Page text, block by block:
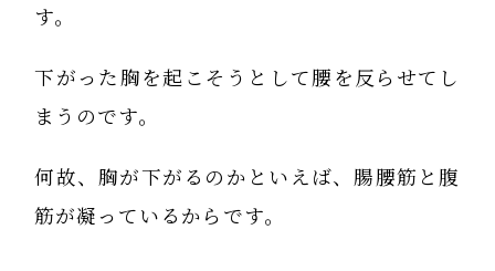
す。
下がった胸を起こそうとして腰を反らせてし
まうのです。
何故、胸が下がるのかといえば、腸腰筋と腹
筋が凝っているからです。